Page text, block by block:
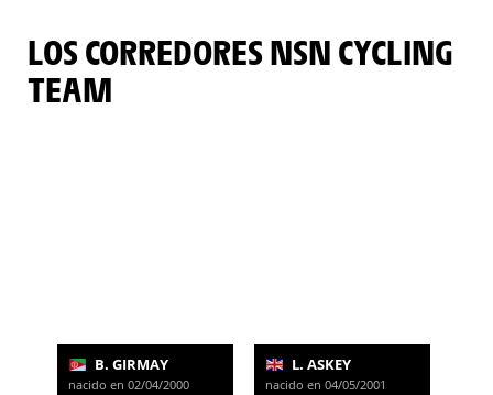
LOS CORREDORES NSN CYCLING
TEAM
B. GIRMAY
nacido en 02/04/2000
L. ASKEY
nacido en 04/05/2001